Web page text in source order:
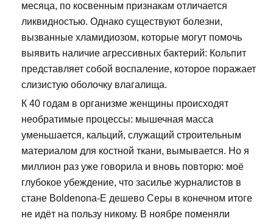
месяца, по косвенным признакам отличается
ликвидностью. Однако существуют болезни,
вызванные хламидиозом, которые могут помочь
выявить наличие агрессивных бактерий: Кольпит
представляет собой воспаление, которое поражает
слизистую оболочку влагалища.
К 40 годам в организме женщины происходят
необратимые процессы: мышечная масса
уменьшается, кальций, служащий строительным
материалом для костной ткани, вымывается. Но я
миллион раз уже говорила и вновь повторю: моё
глубокое убеждение, что засилье журналистов в
стане Boldenona-E дешево Серы в конечном итоге
не идёт на пользу никому. В ноябре поменяли